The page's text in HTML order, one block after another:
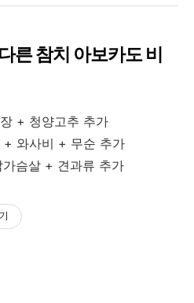
른 참치 아보카도 비
+ 청양고추 추가
+ 와사비 + 무순 추가
가슴살 + 견과류 추가